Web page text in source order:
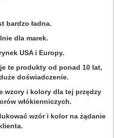
bardzo ładna.
dla marek.
USA i Europy.
te produkty od ponad 10 lat,
doświadczenie.
wzory i kolory dla tej przędzy
włókienniczych.
wzór i kolor na żądanie